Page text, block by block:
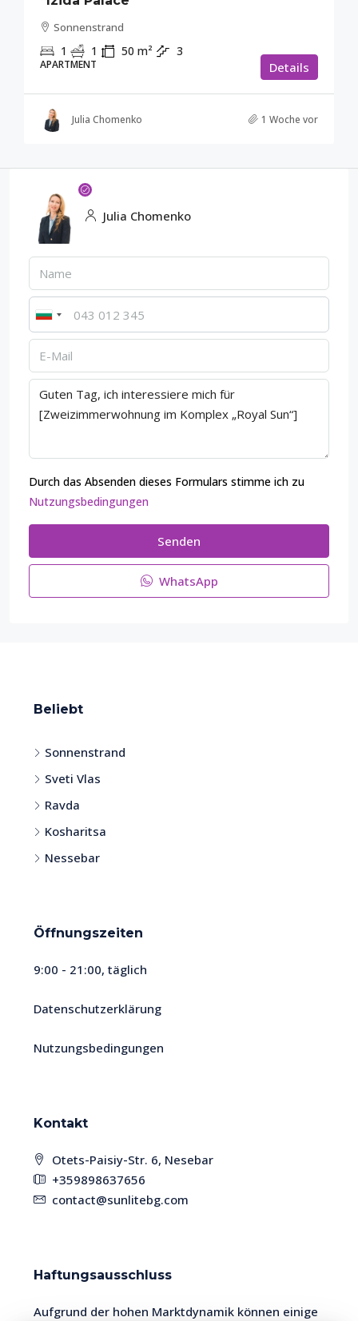
Sonnenstrand
1 1 50 m² 3
APARTMENT Details
Julia Chomenko 1 Woche vor
Julia Chomenko
Durch das Absenden dieses Formulars stimme ich zu
Nutzungsbedingungen
Senden
WhatsApp
Beliebt
Sonnenstrand
Sveti Vlas
Ravda
Kosharitsa
Nessebar
Öffnungszeiten
9:00 - 21:00, täglich
Datenschutzerklärung
Nutzungsbedingungen
Kontakt
Otets-Paisiy-Str. 6, Nesebar
+359898637656
contact@sunlitebg.com
Haftungsausschluss
Aufgrund der hohen Marktdynamik können einige